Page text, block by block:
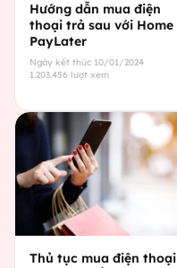
Hướng dẫn mua điện
thoại trả sau với Home
PayLater
Ngày kết thúc 10/01/2024
1.203.456 lượt xem
Thủ tục mua điện thoại